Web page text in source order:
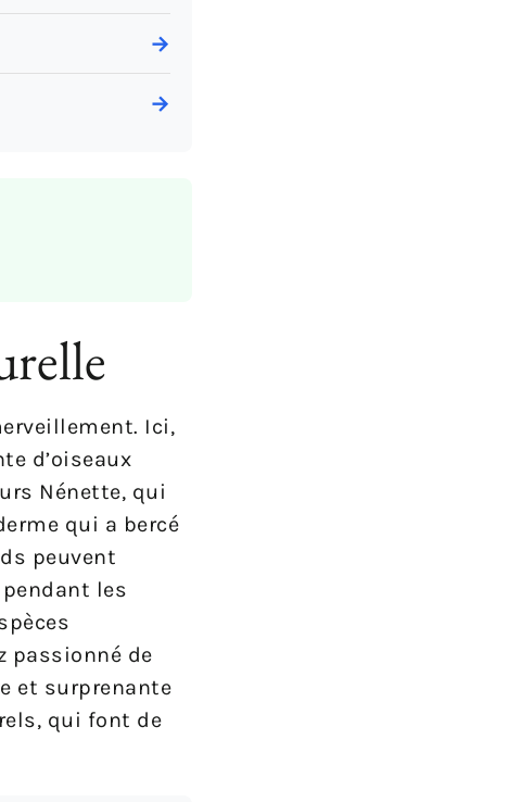
→
→
Ici,
d’oiseaux
Nénette, qui
qui a bercé
peuvent
les
passionné de
et surprenante
qui font de